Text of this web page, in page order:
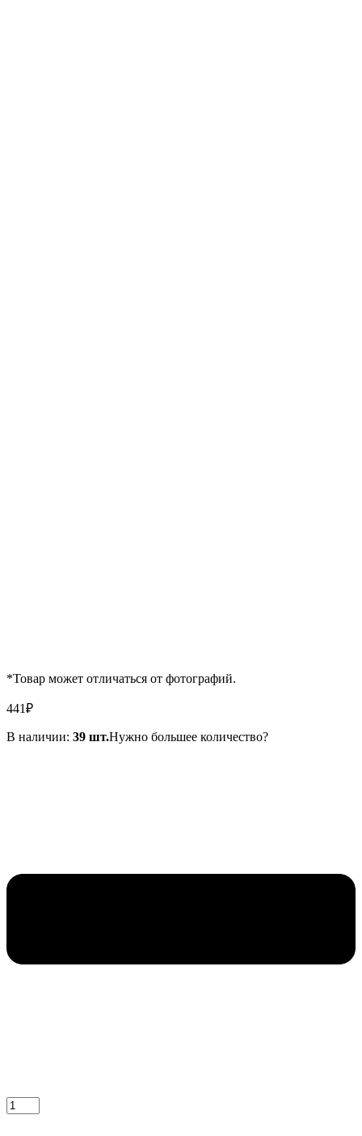
*Товар может отличаться от фотографий.
441₽
В наличии: 39 шт.Нужно большее количество?